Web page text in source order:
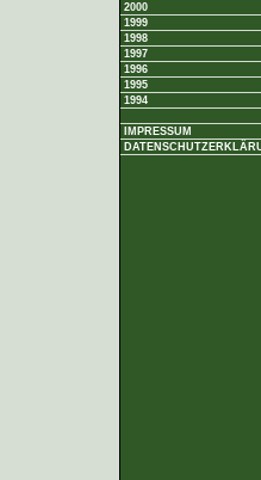
2000
1999
1998
1997
1996
1995
1994
IMPRESSUM